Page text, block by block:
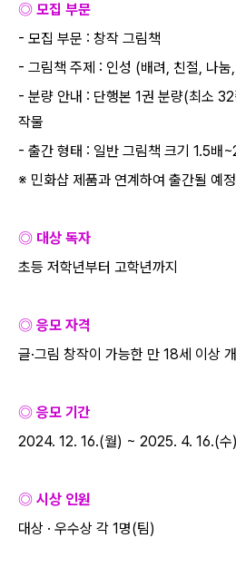
◎ 모집 부문
- 모집 부문 : 창작 그림책
- 그림책 주제 : 인성 (배려, 친절, 나눔,
- 분량 안내 : 단행본 1권 분량(최소 32
작물
- 출간 형태 : 일반 그림책 크기 1.5배
※ 민화샵 제품과 연계하여 출간될 예
◎ 대상 독자
초등 저학년부터 고학년까지
◎ 응모 자격
글·그림 창작이 가능한 만 18세 이상
◎ 응모 기간
2024. 12. 16.(월) ~ 2025. 4. 16.(수)
◎ 시상 인원
대상 · 우수상 각 1명(팀)